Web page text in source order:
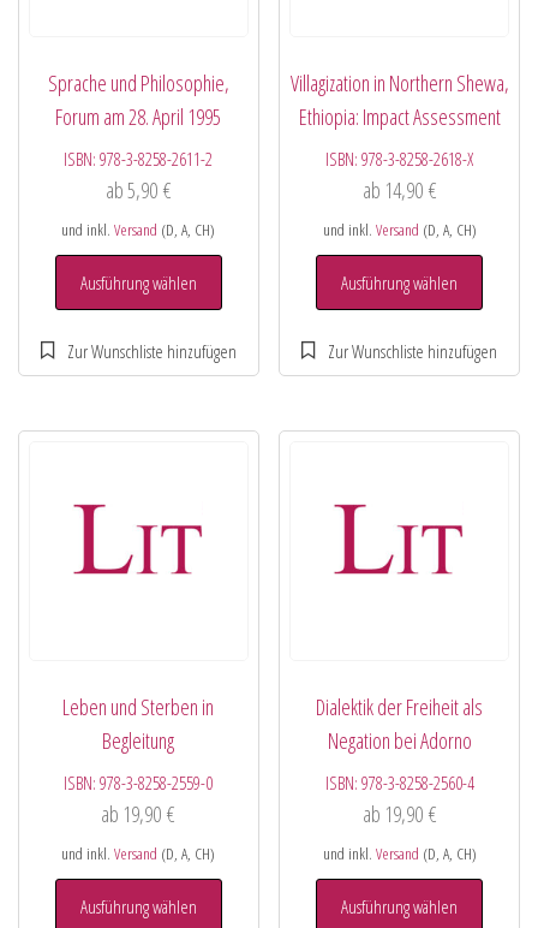
Sprache und Philosophie,
Forum am 28. April 1995
ISBN:978-3-8258-2611-2
ab 5,90 €
und inkl.Versand (D, A, CH)
Ausführung wählen
Villagization in Northern Shewa,
Ethiopia: Impact Assessment
ISBN:978-3-8258-2618-X
ab 14,90 €
und inkl. Versand (D, A, CH)
Ausführung wählen
Leben und Sterben in
Begleitung
ISBN:978-3-8258-2559-0
ab 19,90€
und inkl.Versand (D, A, CH)
Ausführung wählen
Dialektik der Freiheit als
Negation bei Adorno
ISBN: 978-3-8258-2560-4
ab 19,90 €
und inkl. Versand (D, A, CH)
Ausführung wählen